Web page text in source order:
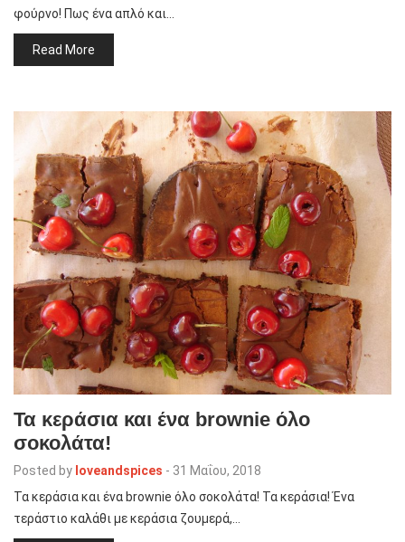
φούρνο! Πως ένα απλό και…
Read More
Τα κεράσια και ένα brownie όλο
σοκολάτα!
Posted by loveandspices - 31 Μαΐου, 2018
Τα κεράσια και ένα brownie όλο σοκολάτα! Τα κεράσια! Ένα
τεράστιο καλάθι με κεράσια ζουμερά,…